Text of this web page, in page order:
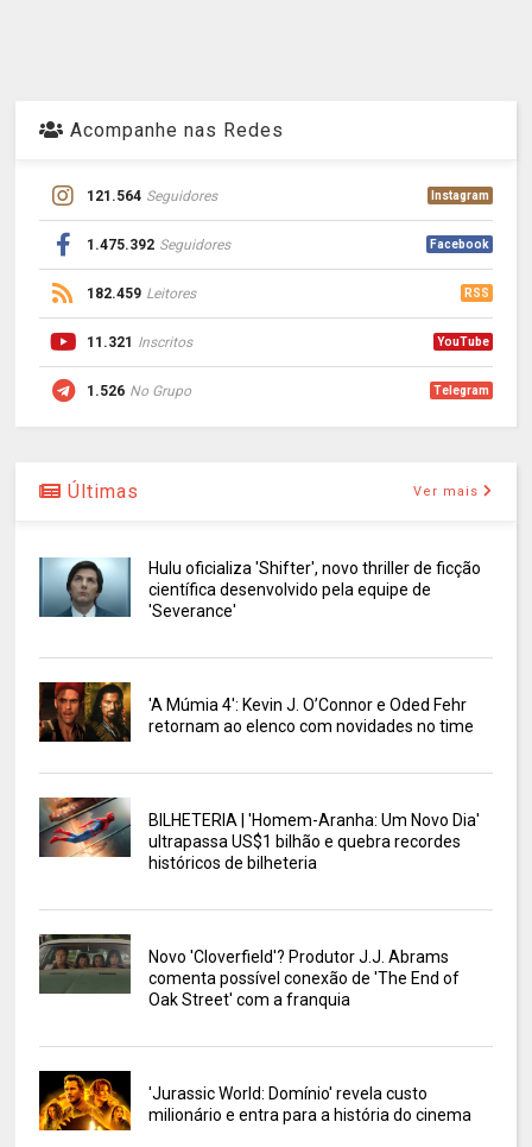
Acompanhe nas Redes
121.564 Seguidores Instagram
1.475.392 Seguidores Facebook
182.459 Leitores RSS
11.321 Inscritos YouTube
1.526 No Grupo Telegram
Últimas Ver mais
Hulu oficializa 'Shifter', novo thriller de ficção
científica desenvolvido pela equipe de
'Severance'
'A Múmia 4': Kevin J. O’Connor e Oded Fehr
retornam ao elenco com novidades no time
BILHETERIA | 'Homem-Aranha: Um Novo Dia'
ultrapassa US$1 bilhão e quebra recordes
históricos de bilheteria
Novo 'Cloverfield'? Produtor J.J. Abrams
comenta possível conexão de 'The End of
Oak Street' com a franquia
'Jurassic World: Domínio' revela custo
milionário e entra para a história do cinema